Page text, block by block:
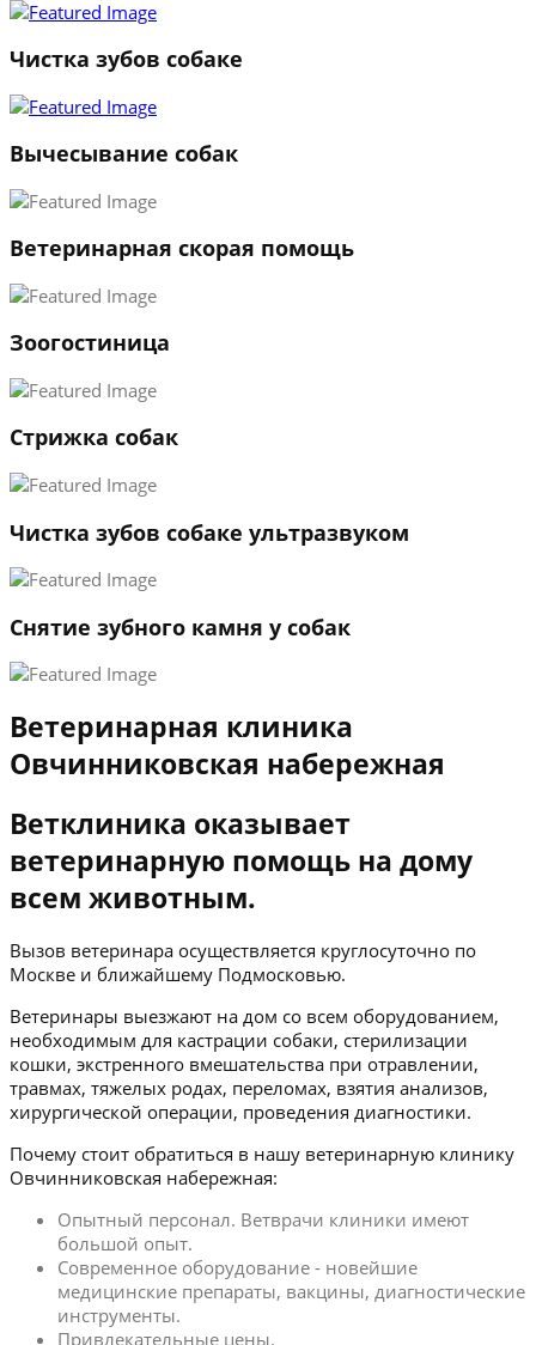
2
→
Чистка зубов собаке
Вычесывание собак
Ветеринарная скорая помощь
Зоогостиница
Стрижка собак
Чистка зубов собаке ультразвуком
Снятие зубного камня у собак
Ветеринарная клиника
Овчинниковская набережная
Ветклиника оказывает
ветеринарную помощь на дому
всем животным.
Вызов ветеринара осуществляется круглосуточно по
Москве и ближайшему Подмосковью.
Ветеринары выезжают на дом со всем оборудованием,
необходимым для кастрации собаки, стерилизации
кошки, экстренного вмешательства при отравлении,
травмах, тяжелых родах, переломах, взятия анализов,
хирургической операции, проведения диагностики.
Почему стоит обратиться в нашу ветеринарную клинику
Овчинниковская набережная:
Опытный персонал. Ветврачи клиники имеют
большой опыт.
Современное оборудование - новейшие
медицинские препараты, вакцины, диагностические
инструменты.
Привлекательные цены.